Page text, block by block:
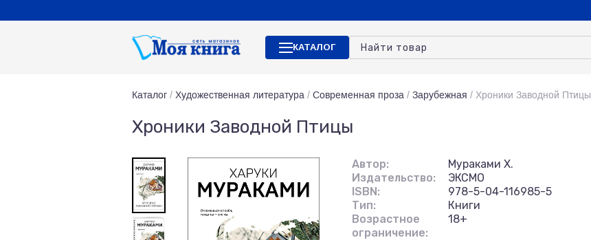
КАТАЛОГ
Каталог / Художественная литература / Современная проза / Зарубежная / Хроники Заводной Птицы
Хроники Заводной Птицы
Автор:
Мураками Х.
Издательство:
ЭКСМО
ISBN:
978-5-04-116985-5
Тип:
Книги
Возрастное
ограничение:
18+